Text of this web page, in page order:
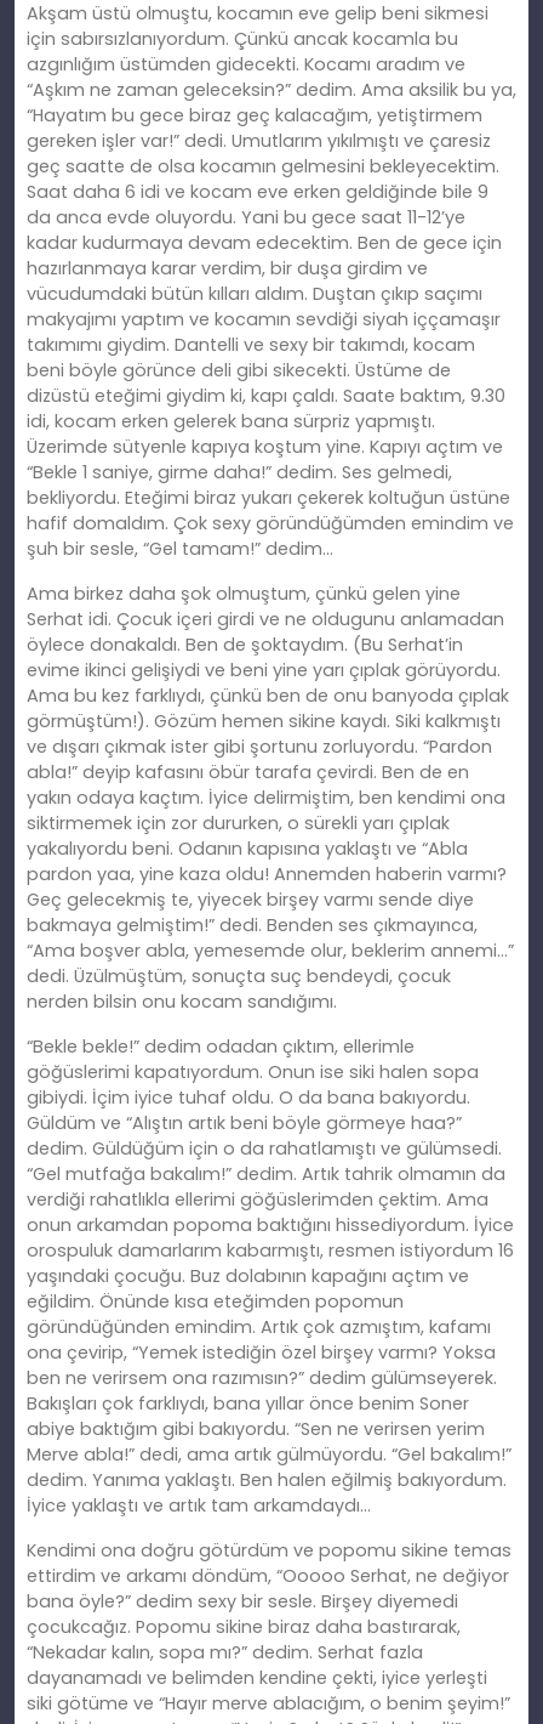
Akşam üstü olmuştu, kocamın eve gelip beni sikmesi
için sabırsızlanıyordum. Çünkü ancak kocamla bu
azgınlığım üstümden gidecekti. Kocamı aradım ve
“Aşkım ne zaman geleceksin?” dedim. Ama aksilik bu ya,
“Hayatım bu gece biraz geç kalacağım, yetiştirmem
gereken işler var!” dedi. Umutlarım yıkılmıştı ve çaresiz
geç saatte de olsa kocamın gelmesini bekleyecektim.
Saat daha 6 idi ve kocam eve erken geldiğinde bile 9
da anca evde oluyordu. Yani bu gece saat 11-12’ye
kadar kudurmaya devam edecektim. Ben de gece için
hazırlanmaya karar verdim, bir duşa girdim ve
vücudumdaki bütün kılları aldım. Duştan çıkıp saçımı
makyajımı yaptım ve kocamın sevdiği siyah iççamaşır
takımımı giydim. Dantelli ve sexy bir takımdı, kocam
beni böyle görünce deli gibi sikecekti. Üstüme de
dizüstü eteğimi giydim ki, kapı çaldı. Saate baktım, 9.30
idi, kocam erken gelerek bana sürpriz yapmıştı.
Üzerimde sütyenle kapıya koştum yine. Kapıyı açtım ve
“Bekle 1 saniye, girme daha!” dedim. Ses gelmedi,
bekliyordu. Eteğimi biraz yukarı çekerek koltuğun üstüne
hafif domaldım. Çok sexy göründüğümden emindim ve
şuh bir sesle, “Gel tamam!” dedim…
Ama birkez daha şok olmuştum, çünkü gelen yine
Serhat idi. Çocuk içeri girdi ve ne oldugunu anlamadan
öylece donakaldı. Ben de şoktaydım. (Bu Serhat’in
evime ikinci gelişiydi ve beni yine yarı çıplak görüyordu.
Ama bu kez farklıydı, çünkü ben de onu banyoda çıplak
görmüştüm!). Gözüm hemen sikine kaydı. Siki kalkmıştı
ve dışarı çıkmak ister gibi şortunu zorluyordu. “Pardon
abla!” deyip kafasını öbür tarafa çevirdi. Ben de en
yakın odaya kaçtım. İyice delirmiştim, ben kendimi ona
siktirmemek için zor dururken, o sürekli yarı çıplak
yakalıyordu beni. Odanın kapısına yaklaştı ve “Abla
pardon yaa, yine kaza oldu! Annemden haberin varmı?
Geç gelecekmiş te, yiyecek birşey varmı sende diye
bakmaya gelmiştim!” dedi. Benden ses çıkmayınca,
“Ama boşver abla, yemesemde olur, beklerim annemi…”
dedi. Üzülmüştüm, sonuçta suç bendeydi, çocuk
nerden bilsin onu kocam sandığımı.
“Bekle bekle!” dedim odadan çıktım, ellerimle
göğüslerimi kapatıyordum. Onun ise siki halen sopa
gibiydi. İçim iyice tuhaf oldu. O da bana bakıyordu.
Güldüm ve “Alıştın artık beni böyle görmeye haa?”
dedim. Güldüğüm için o da rahatlamıştı ve gülümsedi.
“Gel mutfağa bakalım!” dedim. Artık tahrik olmamın da
verdiği rahatlıkla ellerimi göğüslerimden çektim. Ama
onun arkamdan popoma baktığını hissediyordum. İyice
orospuluk damarlarım kabarmıştı, resmen istiyordum 16
yaşındaki çocuğu. Buz dolabının kapağını açtım ve
eğildim. Önünde kısa eteğimden popomun
göründüğünden emindim. Artık çok azmıştım, kafamı
ona çevirip, “Yemek istediğin özel birşey varmı? Yoksa
ben ne verirsem ona razımısın?” dedim gülümseyerek.
Bakışları çok farklıydı, bana yıllar önce benim Soner
abiye baktığım gibi bakıyordu. “Sen ne verirsen yerim
Merve abla!” dedi, ama artık gülmüyordu. “Gel bakalım!”
dedim. Yanıma yaklaştı. Ben halen eğilmiş bakıyordum.
İyice yaklaştı ve artık tam arkamdaydı…
Kendimi ona doğru götürdüm ve popomu sikine temas
ettirdim ve arkamı döndüm, “Ooooo Serhat, ne değiyor
bana öyle?” dedim sexy bir sesle. Birşey diyemedi
çocukcağız. Popomu sikine biraz daha bastırarak,
“Nekadar kalın, sopa mı?” dedim. Serhat fazla
dayanamadı ve belimden kendine çekti, iyice yerleşti
siki götüme ve “Hayır merve ablacığım, o benim şeyim!”